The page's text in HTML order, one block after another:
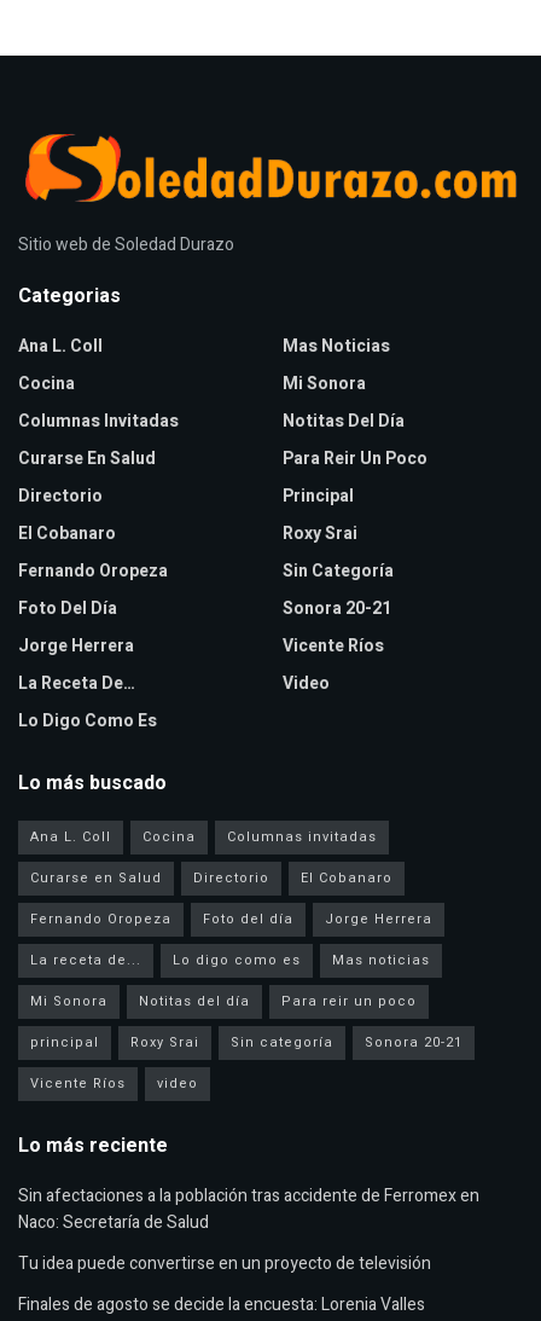
Sitio web de Soledad Durazo
Categorias
Ana L. Coll
Cocina
Columnas Invitadas
Curarse En Salud
Directorio
El Cobanaro
Fernando Oropeza
Foto Del Día
Jorge Herrera
La Receta De…
Lo Digo Como Es
Mas Noticias
Mi Sonora
Notitas Del Día
Para Reir Un Poco
Principal
Roxy Srai
Sin Categoría
Sonora 20-21
Vicente Ríos
Video
Lo más buscado
Ana L. Coll Cocina
Columnas invitadas
Curarse en Salud
Directorio
El Cobanaro
Fernando Oropeza
Foto del día
Jorge Herrera
La receta de...
Lo digo como es
Mas noticias
Mi Sonora
Notitas del día
Para reir un poco
principal
Roxy Srai Sin categoría
Sonora 20-21
Vicente Ríos
video
Lo más reciente
Sin afectaciones a la población tras accidente de Ferromex en
Naco: Secretaría de Salud
Tu idea puede convertirse en un proyecto de televisión
Finales de agosto se decide la encuesta: Lorenia Valles